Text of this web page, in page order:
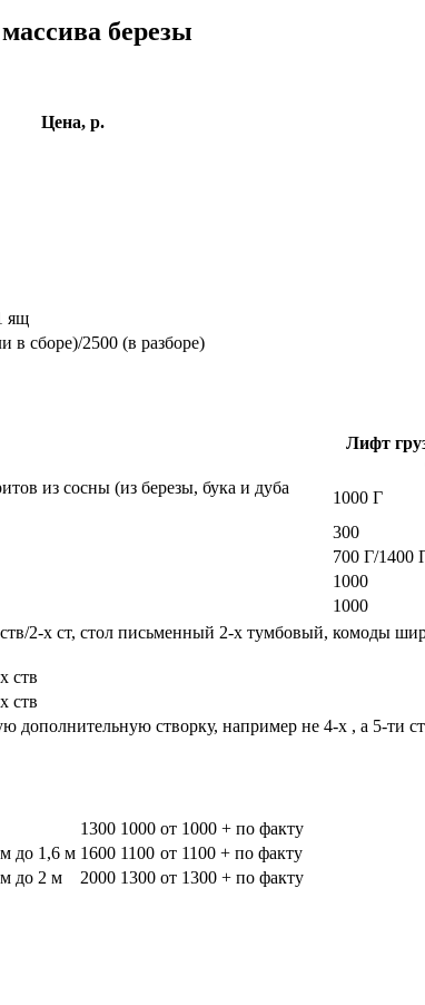
березы
Цена, р.
ящ
в сборе)/2500 (в разборе)
Лифт
из сосны (из березы, бука и дуба
1000 Г
300
700 Г/1400
1000
1000
2-х ст, стол письменный 2-х тумбовый, комоды
ств
ств
дополнительную створку, например не 4-х , а 5-ти
1300 1000 от 1000 + по факту
до 1,6 м 1600 1100 от 1100 + по факту
до 2 м
2000 1300 от 1300 + по факту